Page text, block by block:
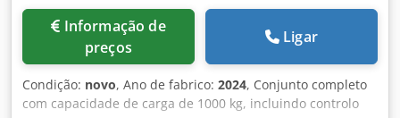
preços
Ligar
Condição: novo, Ano de fabrico: 2024, Conjunto completo
com capacidade de carga de 1000 kg, incluindo controlo